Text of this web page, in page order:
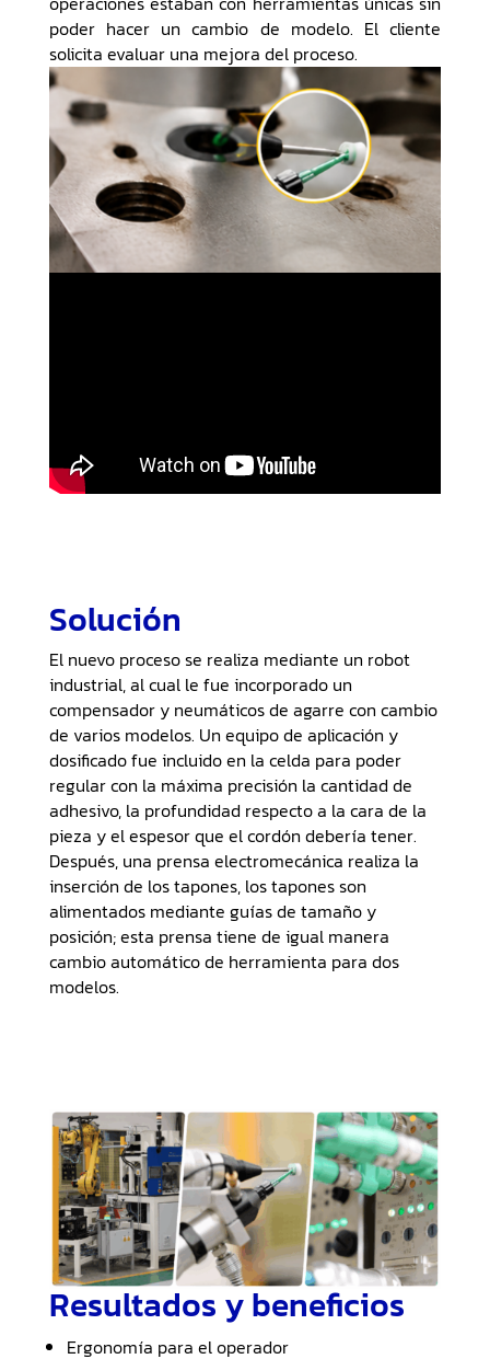
poder hacer un cambio de modelo. El cliente
solicita evaluar una mejora del proceso.
Solución
El nuevo proceso se realiza mediante un robot
industrial, al cual le fue incorporado un
compensador y neumáticos de agarre con cambio
de varios modelos. Un equipo de aplicación y
dosificado fue incluido en la celda para poder
regular con la máxima precisión la cantidad de
adhesivo, la profundidad respecto a la cara de la
pieza y el espesor que el cordón debería tener.
Después, una prensa electromecánica realiza la
inserción de los tapones, los tapones son
alimentados mediante guías de tamaño y
posición; esta prensa tiene de igual manera
cambio automático de herramienta para dos
modelos.
Resultados y beneficios
Ergonomía para el operador